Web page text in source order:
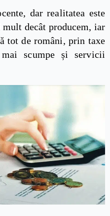
dar realitatea este
decât producem, iar
tot de români, prin taxe
scumpe și servicii